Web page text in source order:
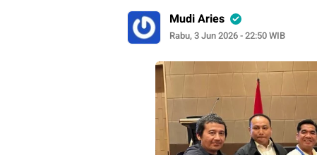
Mudi Aries
Rabu, 3 Jun 2026 - 22:50 WIB